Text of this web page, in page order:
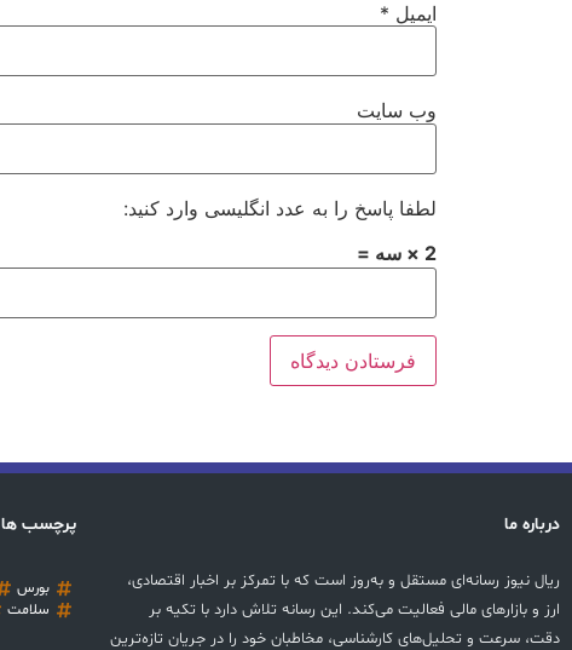
ایمیل *
وب‌ سایت
لطفا پاسخ را به عدد انگلیسی وارد کنید:
2 × سه =
درباره ما
ریال نیوز رسانه‌ای مستقل و به‌روز است که با تمرکز بر اخبار اقتصادی،
ارز و بازارهای مالی فعالیت می‌کند. این رسانه تلاش دارد با تکیه بر
دقت، سرعت و تحلیل‌های کارشناسی، مخاطبان خود را در جریان تازه‌ترین
پرچسب ها
بورس
سلامت